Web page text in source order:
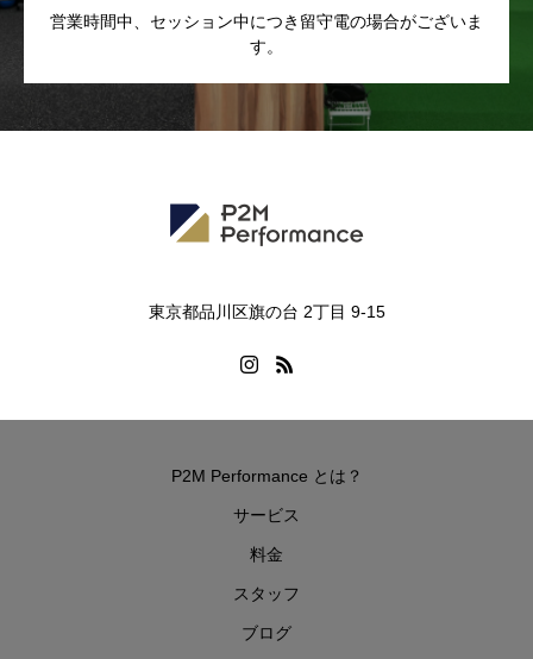
営業時間中、セッション中につき留守電の場合がございま
す。
東京都品川区旗の台 2丁目 9-15
P2M Performance とは？
サービス
料金
スタッフ
ブログ